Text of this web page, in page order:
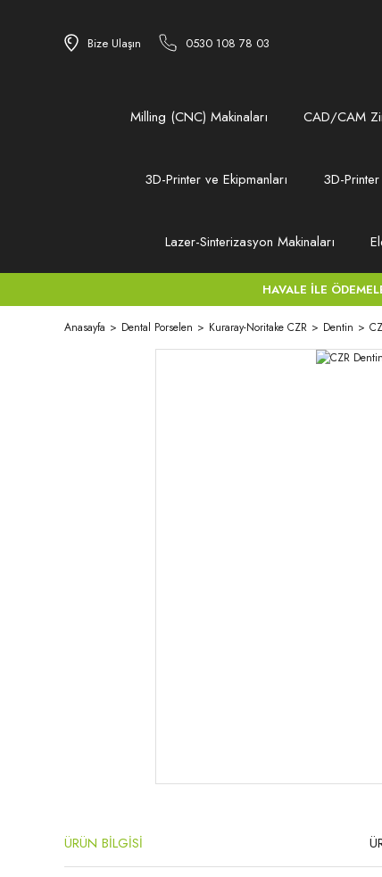
Bize Ulaşın 0530 108 78 03
Milling (CNC) Makinaları CAD/CAM
3D-Printer ve Ekipmanları 3D-
Lazer-Sinterizasyon Makinaları
HAVALE İLE
Anasayfa Dental Porselen Kuraray-Noritake CZR Dentin
ÜRÜN BİLGİSİ